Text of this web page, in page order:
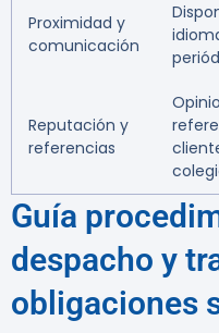
Proximidad y
comunicación
Reputación y
referencias
Guía
despacho y
obligaciones